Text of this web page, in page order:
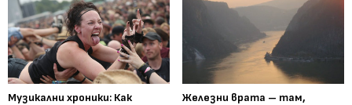
Музикални хроники: Как
Железни врата – там,